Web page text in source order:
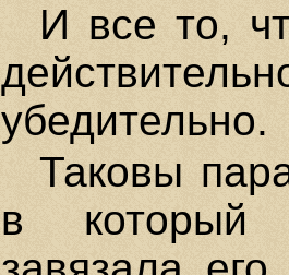
И все то,
убедительно.
Таковы
в который